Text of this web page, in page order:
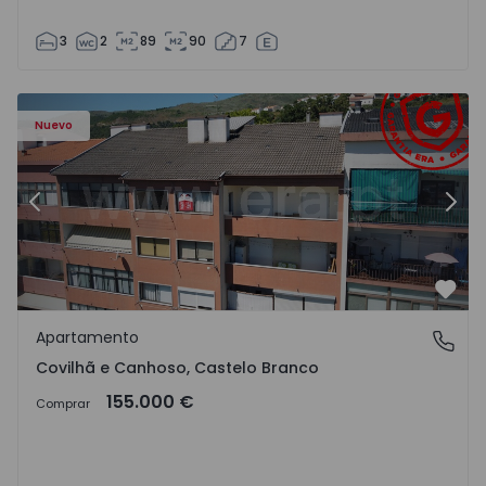
3 2 89 90 7
Nuevo
- 18
Apartamento T2 Covilhã, Covilhã e Canhoso - 1497806 -
Anterior
Covilhã e Canhoso, Castelo Branco
Apartamento
Covilhã e Canhoso, Castelo Branco
Comprar 155.000 €